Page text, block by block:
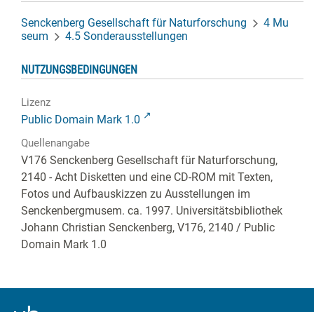
Senckenberg Gesellschaft für Naturforschung
4 Mu
seum
4.5 Sonderausstellungen
NUTZUNGSBEDINGUNGEN
Lizenz
Public Domain Mark 1.0
Quellenangabe
V176 Senckenberg Gesellschaft für Naturforschung,
2140 - Acht Disketten und eine CD-ROM mit Texten,
Fotos und Aufbauskizzen zu Ausstellungen im
Senckenbergmusem. ca. 1997. Universitätsbibliothek
Johann Christian Senckenberg, V176, 2140 / Public
Domain Mark 1.0